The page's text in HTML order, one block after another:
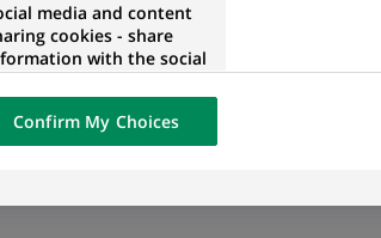
Dyrektor ds. Klientów Strategicznych
DE BASSE-SILÉSIE, POLOGNE
media and content
cookies - share
with the social
and propose the
on our website
the content hosted on a
website.
Confirm My Choices